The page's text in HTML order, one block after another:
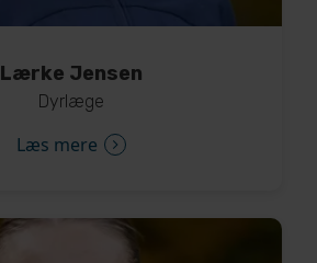
Lærke Jensen
Dyrlæge
Læs mere